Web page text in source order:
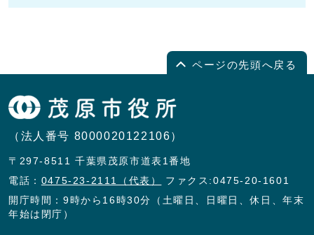
ページの先頭へ戻る
（法人番号 8000020122106）
〒297-8511 千葉県茂原市道表1番地
電話： 0475-23-2111（代表）
ファクス:0475-20-1601
開庁時間：9時から16時30分（土曜日、日曜日、休日、年末
年始は閉庁）